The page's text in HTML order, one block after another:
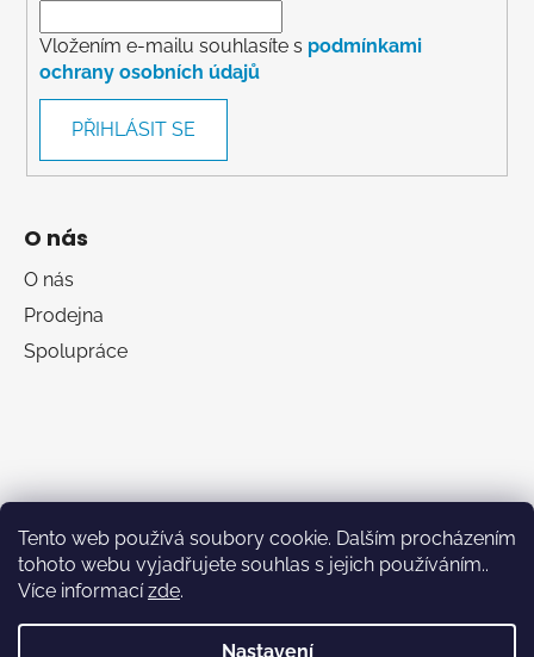
Tento web používá soubory cookie. Dalším procházením
tohoto webu vyjadřujete souhlas s jejich používáním..
Více informacízde.
Nastavení
Vložením e-mailu souhlasíte s podmínkami
ochrany osobních údajů
PŘIHLÁSIT SE
O nás
O nás
Prodejna
Spolupráce